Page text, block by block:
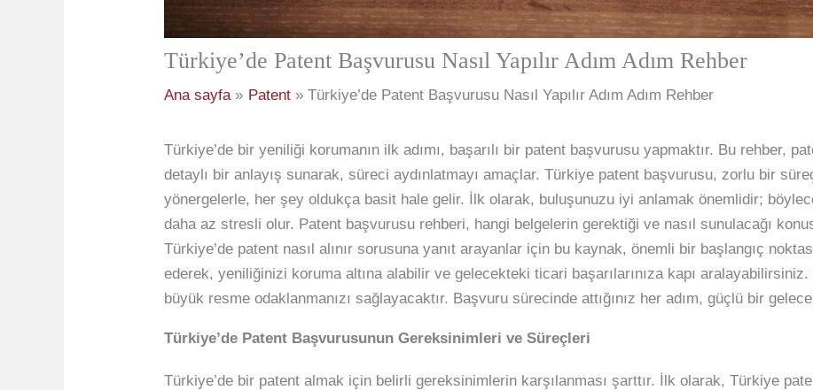
Türkiye’de Patent Başvurusu Nasıl Yapılır Adım Adım Rehber
Ana sayfa Patent Türkiye’de Patent Başvurusu Nasıl Yapılır Adım Adım Rehber
Türkiye’de bir yeniliği korumanın ilk adımı, başarılı bir patent başvurusu yapmaktır. Bu rehber,
detaylı bir anlayış sunarak, süreci aydınlatmayı amaçlar. Türkiye patent başvurusu, zorlu bir
yönergelerle, her şey oldukça basit hale gelir. İlk olarak, buluşunuzu iyi anlamak önemlidir;
daha az stresli olur. Patent başvurusu rehberi, hangi belgelerin gerektiği ve nasıl sunulacağı
Türkiye’de patent nasıl alınır sorusuna yanıt arayanlar için bu kaynak, önemli bir başlangıç
ederek, yeniliğinizi koruma altına alabilir ve gelecekteki ticari başarılarınıza kapı
büyük resme odaklanmanızı sağlayacaktır. Başvuru sürecinde attığınız her adım, güçlü bir
Türkiye’de Patent Başvurusunun Gereksinimleri ve Süreçleri
Türkiye’de bir patent almak için belirli gereksinimlerin karşılanması şarttır. İlk olarak, Türkiye